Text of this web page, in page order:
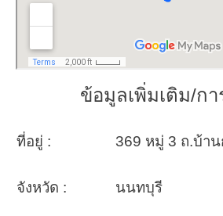
ข้อมูลเพิ่มเติม/ก
ที่อยู่ : 369 หมู่ 3 ถ.บ้า
จังหวัด : นนทบุรี